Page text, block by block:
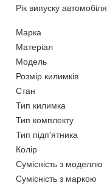
Рік випуску автомобіля
Марка
Матеріал
Модель
Розмір килимків
Стан
Тип килимка
Тип комплекту
Тип підп'ятника
Колір
Сумісність з моделлю
Сумісність з маркою